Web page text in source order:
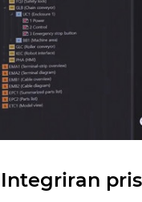
Integriran